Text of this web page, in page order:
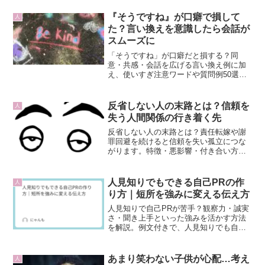
人
『そうですね』が口癖で損して
た？言い換えを意識したら会話が
スムーズに
「そうですね」が口癖だと損する？同
意・共感・会話を広げる言い換え例に加
え、使いすぎ注意ワードや質問例50選を
人
反省しない人の末路とは？信頼を
失う人間関係の行き着く先
反省しない人の末路とは？責任転嫁や謝
罪回避を続けると信頼を失い孤立につな
がります。特徴・悪影響・付き合い方を
人
人見知りでもできる自己PRの作
り方｜短所を強みに変える伝え方
人見知りで自己PRが苦手？観察力・誠実
さ・聞き上手といった強みを活かす方法
を解説。例文付きで、人見知りでも自信
人
あまり笑わない子供が心配…考え